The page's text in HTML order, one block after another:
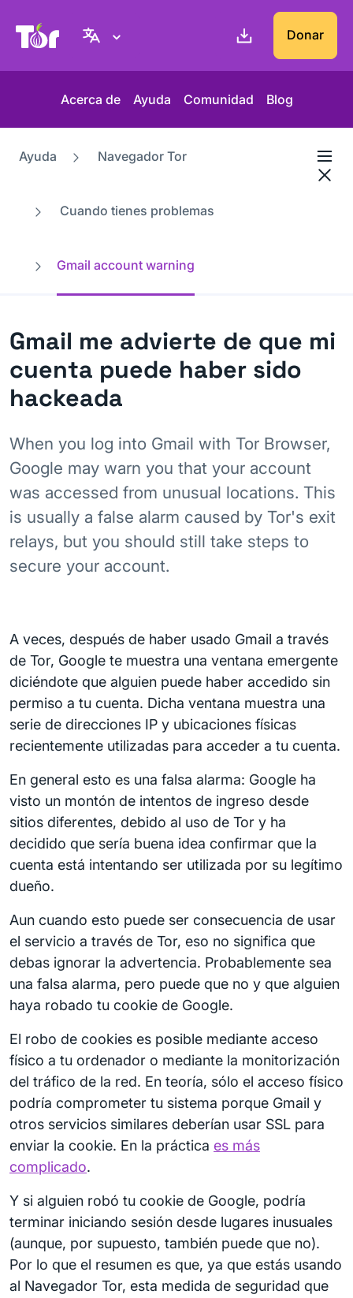
Web del Proyecto Tor Donar
Acerca de Ayuda Comunidad Blog
Ayuda Navegador Tor
Cuando tienes problemas
Gmail account warning
Gmail me advierte de que mi
cuenta puede haber sido
hackeada
When you log into Gmail with Tor Browser,
Google may warn you that your account
was accessed from unusual locations. This
is usually a false alarm caused by Tor's exit
relays, but you should still take steps to
secure your account.
A veces, después de haber usado Gmail a través
de Tor, Google te muestra una ventana emergente
diciéndote que alguien puede haber accedido sin
permiso a tu cuenta. Dicha ventana muestra una
serie de direcciones IP y ubicaciones físicas
recientemente utilizadas para acceder a tu cuenta.
En general esto es una falsa alarma: Google ha
visto un montón de intentos de ingreso desde
sitios diferentes, debido al uso de Tor y ha
decidido que sería buena idea confirmar que la
cuenta está intentando ser utilizada por su legítimo
dueño.
Aun cuando esto puede ser consecuencia de usar
el servicio a través de Tor, eso no significa que
debas ignorar la advertencia. Probablemente sea
una falsa alarma, pero puede que no y que alguien
haya robado tu cookie de Google.
El robo de cookies es posible mediante acceso
físico a tu ordenador o mediante la monitorización
del tráfico de la red. En teoría, sólo el acceso físico
podría comprometer tu sistema porque Gmail y
otros servicios similares deberían usar SSL para
enviar la cookie. En la práctica es más
complicado.
Y si alguien robó tu cookie de Google, podría
terminar iniciando sesión desde lugares inusuales
(aunque, por supuesto, también puede que no).
Por lo que el resumen es que, ya que estás usando
al Navegador Tor, esta medida de seguridad que